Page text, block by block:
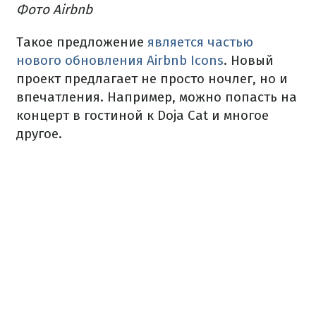
Фото Airbnb
Такое предложение является частью
нового обновления Airbnb Icons. Новый
проект предлагает не просто ночлег, но и
впечатления. Например, можно попасть на
концерт в гостиной к Doja Cat и многое
другое.